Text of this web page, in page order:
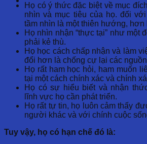
Họ có ý thức đặc biệt về mục
nhìn và mục tiêu của họ. đối
tầm nhìn là một thiên hướng, hơn
Họ nhìn nhận “thực tại” như một
phải kẻ thù.
Họ học cách chấp nhận và làm
đổi hơn là chống cự lại các
Họ rất ham học hỏi, ham muốn
tại một cách chính xác và chính
Họ có sự hiểu biết và nhận
lĩnh vực họ cần phát triển.
Họ rất tự tin, họ luôn cảm thấy
người khác và với chính cuộc
Tuy vậy, họ có hạn chế đó là: